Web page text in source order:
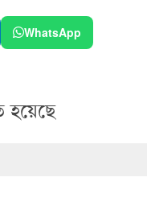
WhatsApp
হয়েছে